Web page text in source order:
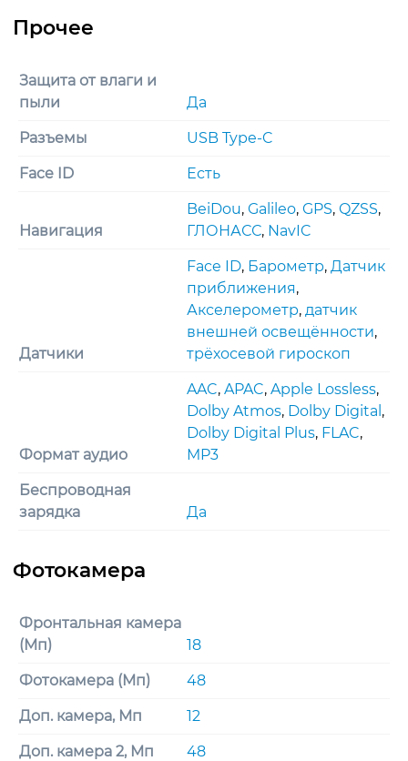
Защита от влаги и
пыли
Да
Разъемы USB Type-C
Face ID Есть
Навигация
BeiDou, Galileo, GPS, QZSS,
ГЛОНАСС, NavIC
Датчики
Face ID, Барометр, Датчик
приближения,
Акселерометр, датчик
внешней освещённости,
трёхосевой гироскоп
Формат аудио
AAC, APAC, Apple Lossless,
Dolby Atmos, Dolby Digital ,
Dolby Digital Plus, FLAC,
MP3
Беспроводная
зарядка
Да
Фронтальная камера
(Мп)
18
Фотокамера (Мп) 48
Доп. камера, Мп 12
Доп. камера 2, Мп 48